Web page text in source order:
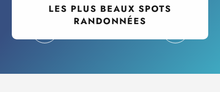
LES PLUS BEAUX SPOTS
RANDONNÉES